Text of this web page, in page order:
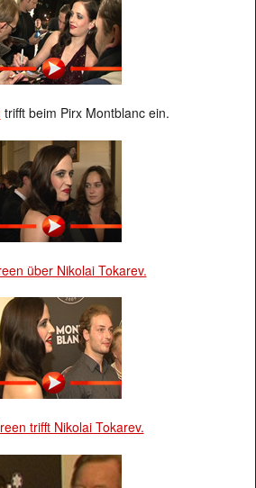
trifft beim Pirx Montblanc ein.
über Nikolai Tokarev.
trifft Nikolai Tokarev.